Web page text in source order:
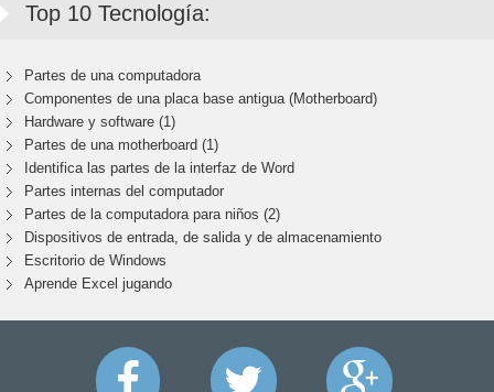
Top 10 Tecnología:
Partes de una computadora
Componentes de una placa base antigua (Motherboard)
Hardware y software (1)
Partes de una motherboard (1)
Identifica las partes de la interfaz de Word
Partes internas del computador
Partes de la computadora para niños (2)
Dispositivos de entrada, de salida y de almacenamiento
Escritorio de Windows
Aprende Excel jugando